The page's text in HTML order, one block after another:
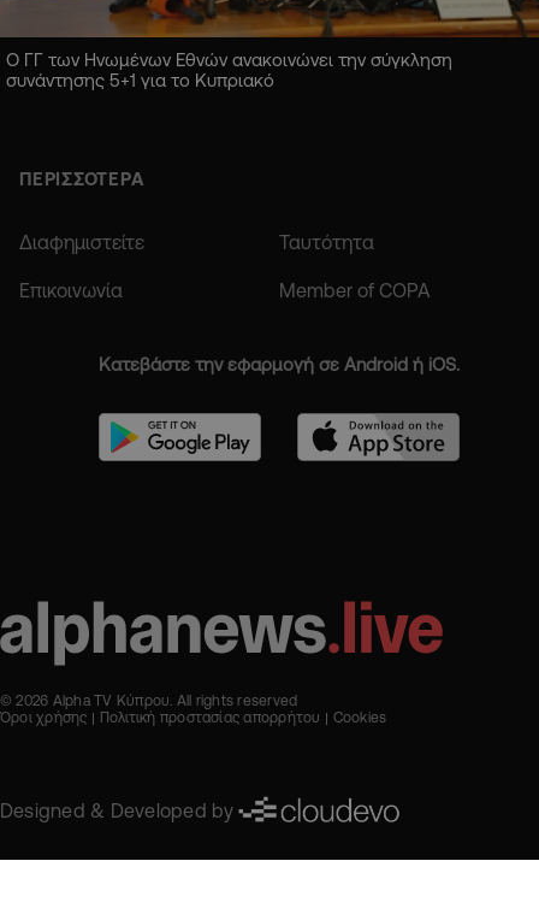
Ο ΓΓ των Ηνωμένων Εθνών ανακοινώνει την σύγκληση
συνάντησης 5+1 για το Κυπριακό
ΠΕΡΙΣΣΟΤΕΡΑ
Διαφημιστείτε Ταυτότητα
Επικοινωνία Member of COPA
Κατεβάστε την εφαρμογή σε Android ή iOS.
© 2026 Alpha TV Κύπρου. All rights reserved
Όροι χρήσης
Πολιτική προστασίας απορρήτου Cookies
Designed & Developed by